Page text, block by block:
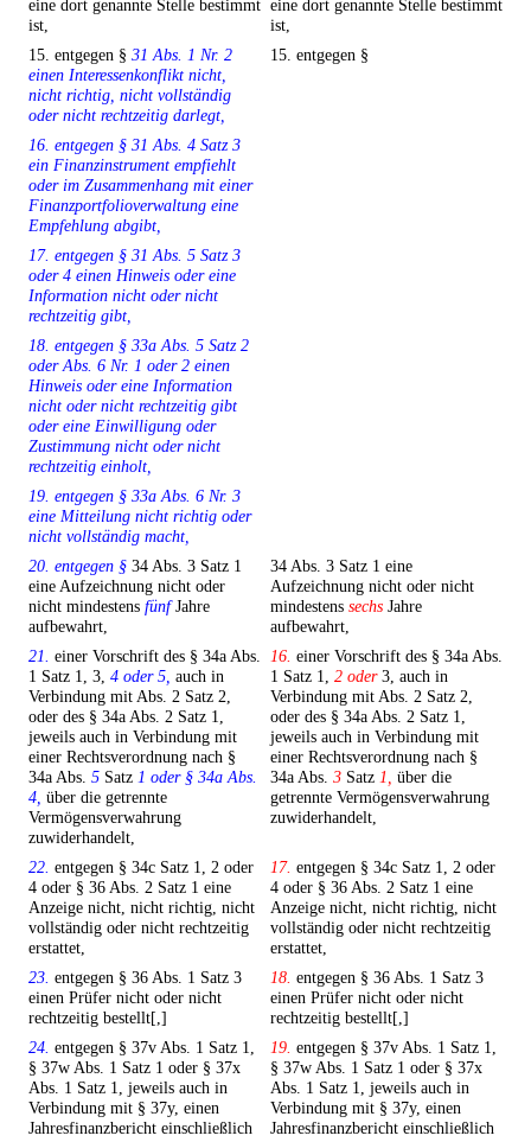
eine dort genannte Stelle bestimmt
ist,
eine dort genannte Stelle bestimmt
ist,
15. entgegen § 31 Abs. 1 Nr. 2
einen Interessenkonflikt nicht,
nicht richtig, nicht vollständig
oder nicht rechtzeitig darlegt,
15. entgegen §
16. entgegen § 31 Abs. 4 Satz 3
ein Finanzinstrument empfiehlt
oder im Zusammenhang mit einer
Finanzportfolioverwaltung eine
Empfehlung abgibt,
17. entgegen § 31 Abs. 5 Satz 3
oder 4 einen Hinweis oder eine
Information nicht oder nicht
rechtzeitig gibt,
18. entgegen § 33a Abs. 5 Satz 2
oder Abs. 6 Nr. 1 oder 2 einen
Hinweis oder eine Information
nicht oder nicht rechtzeitig gibt
oder eine Einwilligung oder
Zustimmung nicht oder nicht
rechtzeitig einholt,
19. entgegen § 33a Abs. 6 Nr. 3
eine Mitteilung nicht richtig oder
nicht vollständig macht,
20. entgegen § 34 Abs. 3 Satz 1
eine Aufzeichnung nicht oder
nicht mindestens fünfJahre
aufbewahrt,
34 Abs. 3 Satz 1 eine
Aufzeichnung nicht oder nicht
mindestens sechs Jahre
aufbewahrt,
21. einer Vorschrift des § 34a Abs.
1 Satz 1, 3, 4 oder 5, auch in
Verbindung mit Abs. 2 Satz 2,
oder des § 34a Abs. 2 Satz 1,
jeweils auch in Verbindung mit
einer Rechtsverordnung nach §
34a Abs. 5 Satz 1 oder § 34a Abs.
4, über die getrennte
Vermögensverwahrung
zuwiderhandelt,
16. einer Vorschrift des § 34a Abs.
1 Satz 1, 2 oder3, auch in
Verbindung mit Abs. 2 Satz 2,
oder des § 34a Abs. 2 Satz 1,
jeweils auch in Verbindung mit
einer Rechtsverordnung nach §
34a Abs. 3 Satz 1, über die
getrennte Vermögensverwahrung
zuwiderhandelt,
22. entgegen § 34c Satz 1, 2 oder
4 oder § 36 Abs. 2 Satz 1 eine
Anzeige nicht, nicht richtig, nicht
vollständig oder nicht rechtzeitig
erstattet,
17. entgegen § 34c Satz 1, 2 oder
4 oder § 36 Abs. 2 Satz 1 eine
Anzeige nicht, nicht richtig, nicht
vollständig oder nicht rechtzeitig
erstattet,
23. entgegen § 36 Abs. 1 Satz 3
einen Prüfer nicht oder nicht
rechtzeitig bestellt[,]
18. entgegen § 36 Abs. 1 Satz 3
einen Prüfer nicht oder nicht
rechtzeitig bestellt[,]
24. entgegen § 37v Abs. 1 Satz 1,
§ 37w Abs. 1 Satz 1 oder § 37x
Abs. 1 Satz 1, jeweils auch in
Verbindung mit § 37y, einen
Jahresfinanzbericht einschließlich
19. entgegen § 37v Abs. 1 Satz 1,
§ 37w Abs. 1 Satz 1 oder § 37x
Abs. 1 Satz 1, jeweils auch in
Verbindung mit § 37y, einen
Jahresfinanzbericht einschließlich